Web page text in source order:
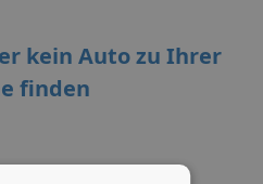
kein Auto zu Ihrer
finden